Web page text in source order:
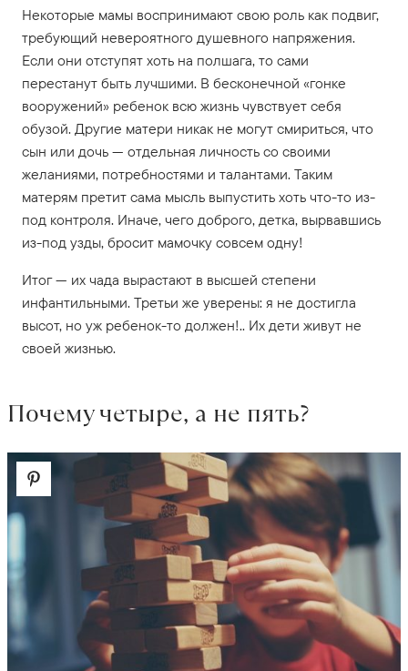
Некоторые мамы воспринимают свою роль как подвиг,
требующий невероятного душевного напряжения.
Если они отступят хоть на полшага, то сами
перестанут быть лучшими. В бесконечной «гонке
вооружений» ребенок всю жизнь чувствует себя
обузой. Другие матери никак не могут смириться, что
сын или дочь — отдельная личность со своими
желаниями, потребностями и талантами. Таким
матерям претит сама мысль выпустить хоть что-то из-
под контроля. Иначе, чего доброго, детка, вырвавшись
из-под узды, бросит мамочку совсем одну!
Итог — их чада вырастают в высшей степени
инфантильными. Третьи же уверены: я не достигла
высот, но уж ребенок-то должен!.. Их дети живут не
своей жизнью.
Почему четыре, а не пять?